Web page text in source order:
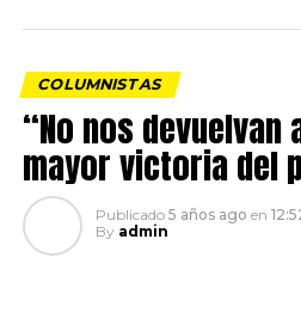
COLUMNISTAS
“No nos
mayor victoria del
Publicado 5 años ago en
By admin